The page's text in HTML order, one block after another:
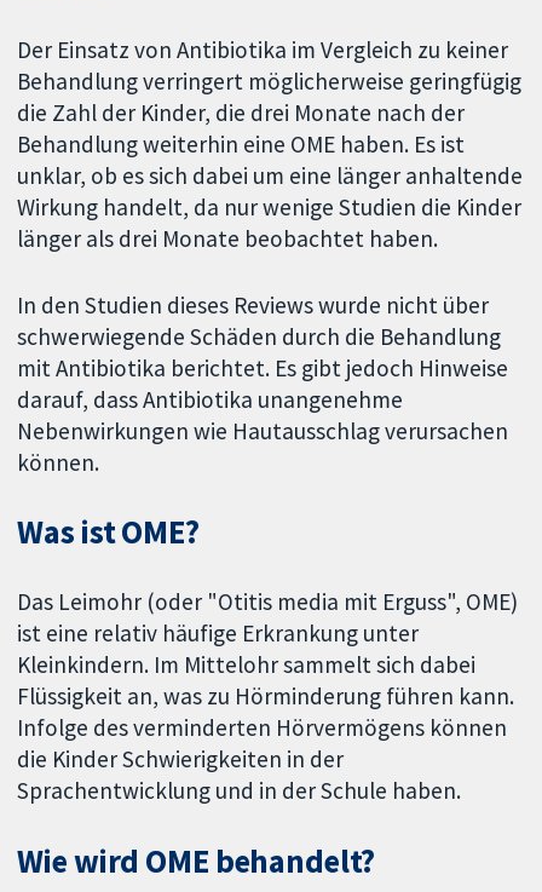
Der Einsatz von Antibiotika im Vergleich zu keiner
Behandlung verringert möglicherweise geringfügig
die Zahl der Kinder, die drei Monate nach der
Behandlung weiterhin eine OME haben. Es ist
unklar, ob es sich dabei um eine länger anhaltende
Wirkung handelt, da nur wenige Studien die Kinder
länger als drei Monate beobachtet haben.
In den Studien dieses Reviews wurde nicht über
schwerwiegende Schäden durch die Behandlung
mit Antibiotika berichtet. Es gibt jedoch Hinweise
darauf, dass Antibiotika unangenehme
Nebenwirkungen wie Hautausschlag verursachen
können.
Was ist OME?
Das Leimohr (oder "Otitis media mit Erguss", OME)
ist eine relativ häufige Erkrankung unter
Kleinkindern. Im Mittelohr sammelt sich dabei
Flüssigkeit an, was zu Hörminderung führen kann.
Infolge des verminderten Hörvermögens können
die Kinder Schwierigkeiten in der
Sprachentwicklung und in der Schule haben.
Wie wird OME behandelt?